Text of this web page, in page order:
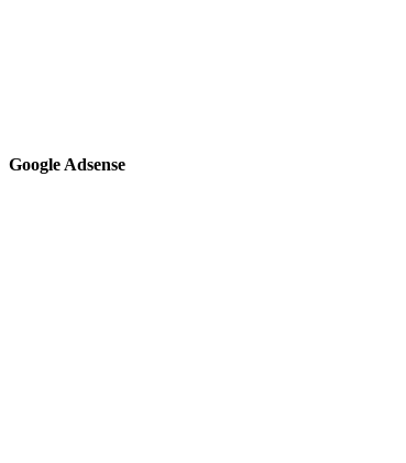
Google Adsense